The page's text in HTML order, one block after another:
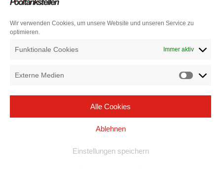
Wir verwenden Cookies, um unsere Website und unseren Service zu
optimieren.
Funktionale Cookies Immer aktiv
Externe Medien
Alle Cookies
Ablehnen
Einstellungen speichern